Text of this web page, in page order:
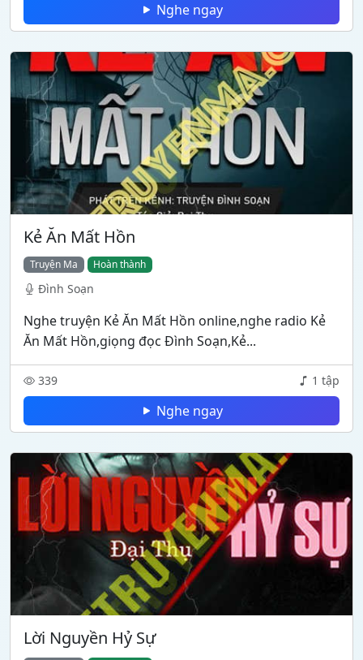
Nghe ngay
Kẻ Ăn Mất Hồn
Truyện Ma Hoàn thành
Đình Soạn
Nghe truyện Kẻ Ăn Mất Hồn online,nghe radio Kẻ
Ăn Mất Hồn,giọng đọc Đình Soạn,Kẻ...
339 1 tập
Nghe ngay
Lời Nguyền Hỷ Sự